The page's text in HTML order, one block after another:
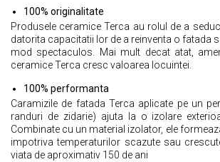
100% originalitate
Produsele ceramice Terca au rolul de a
datorita capacitatii lor de a reinventa o fatada
mod spectaculos. Mai mult decat atat,
ceramice Terca cresc valoarea locuintei.
100% performanta
Caramizile de fatada Terca aplicate pe un
randuri de zidarie) ajuta la o izolare
Combinate cu un material izolator, ele
impotriva temperaturilor scazute sau
viata de aproximativ 150 de ani